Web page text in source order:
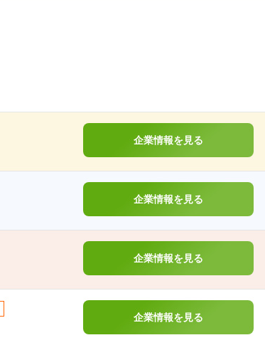
企業情報を見る
企業情報を見る
企業情報を見る
企業情報を見る